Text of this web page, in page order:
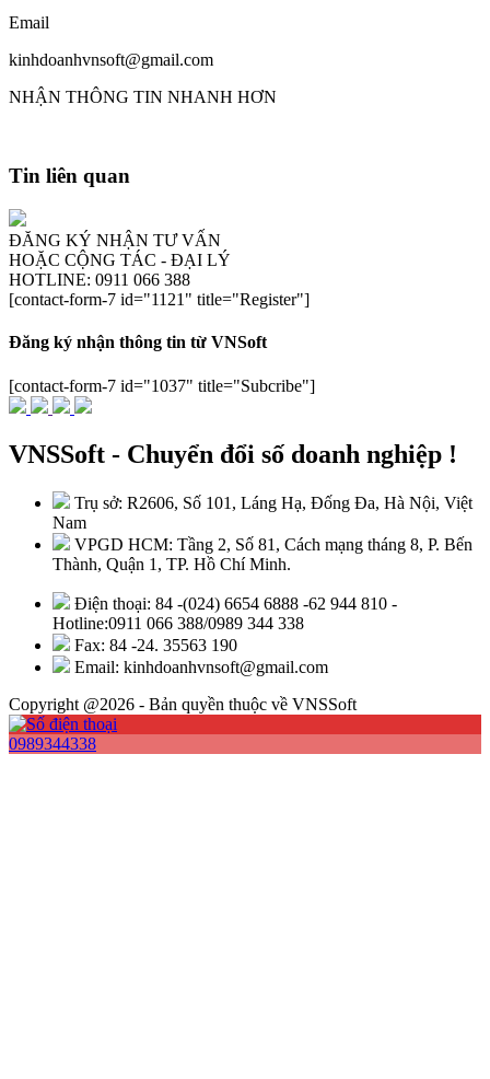
Email
kinhdoanhvnsoft@gmail.com
NHẬN THÔNG TIN NHANH HƠN
Tin liên quan
ĐĂNG KÝ NHẬN TƯ VẤN
HOẶC CỘNG TÁC - ĐẠI LÝ
HOTLINE: 0911 066 388
[contact-form-7 id="1121" title="Register"]
Đăng ký nhận thông tin từ VNSoft
[contact-form-7 id="1037" title="Subcribe"]
VNSSoft - Chuyển đổi số doanh nghiệp !
Trụ sở: R2606, Số 101, Láng Hạ, Đống Đa, Hà Nội, Việt
Nam
VPGD HCM: Tầng 2, Số 81, Cách mạng tháng 8, P. Bến
Thành, Quận 1, TP. Hồ Chí Minh.
Điện thoại: 84 -(024) 6654 6888 -62 944 810 -
Hotline:0911 066 388/0989 344 338
Fax: 84 -24. 35563 190
Email: kinhdoanhvnsoft@gmail.com
Copyright @2026 - Bản quyền thuộc về VNSSoft
0989344338